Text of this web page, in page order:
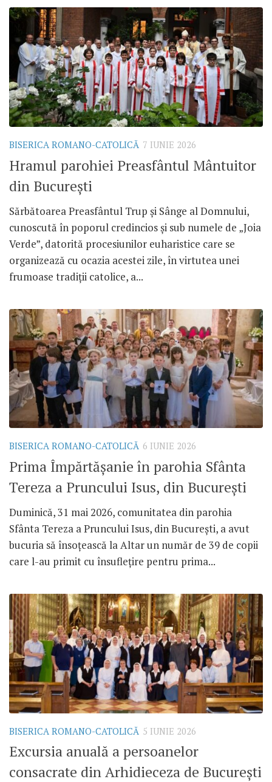
BISERICA ROMANO-CATOLICĂ 7 IUNIE 2026
Hramul parohiei Preasfântul Mântuitor
din București
Sărbătoarea Preasfântul Trup și Sânge al Domnului,
cunoscută în poporul credincios și sub numele de „Joia
Verde”, datorită procesiunilor euharistice care se
organizează cu ocazia acestei zile, în virtutea unei
frumoase tradiții catolice, a...
BISERICA ROMANO-CATOLICĂ 6 IUNIE 2026
Prima Împărtășanie în parohia Sfânta
Tereza a Pruncului Isus, din București
Duminică, 31 mai 2026, comunitatea din parohia
Sfânta Tereza a Pruncului Isus, din București, a avut
bucuria să însoțească la Altar un număr de 39 de copii
care l-au primit cu însuflețire pentru prima...
BISERICA ROMANO-CATOLICĂ 5 IUNIE 2026
Excursia anuală a persoanelor
consacrate din Arhidieceza de București